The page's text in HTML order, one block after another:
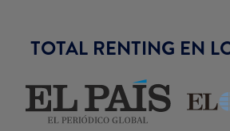
TOTAL RENTING EN